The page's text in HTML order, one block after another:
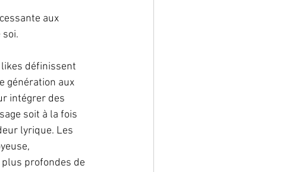
aux
définissent
génération aux
intégrer des
soit à la fois
lyrique. Les
profondes de